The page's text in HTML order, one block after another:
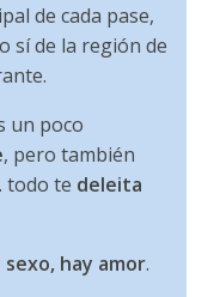
de cada pase,
sí de la región de
un poco
, pero también
todo te deleita
sexo, hay amor.